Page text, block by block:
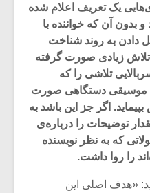
یک تعریف اعلام شده
بدون آن که خواننده با
دادن به روند شناخت
زیادی صورت گرفته
تلاشی را که
موسیقی دستگاهی صورت
اگر جز این باشد به
توضیحات را درباره‌ی
که به نظر نویسنده
را روا داشت.
«هدف اصلی این